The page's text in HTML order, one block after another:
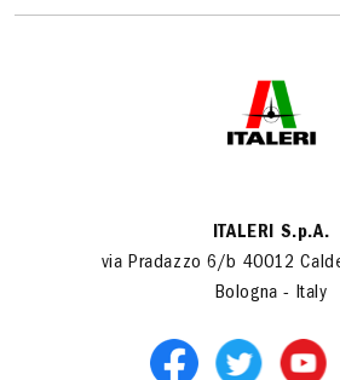
ITALERI S.p.A.
via Pradazzo 6/b 40012
Bologna - Italy